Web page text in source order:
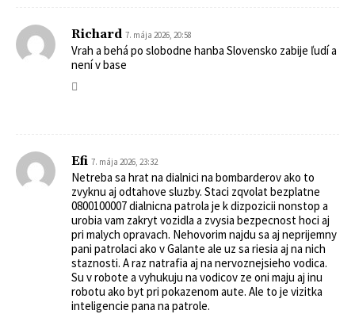
Richard 7. mája 2026, 20:58
Vrah a behá po slobodne hanba Slovensko zabije ľudí a
není v base
Efi 7. mája 2026, 23:32
Netreba sa hrat na dialnici na bombarderov ako to
zvyknu aj odtahove sluzby. Staci zqvolat bezplatne
0800100007 dialnicna patrola je k dizpozicii nonstop a
urobia vam zakryt vozidla a zvysia bezpecnost hoci aj
pri malych opravach. Nehovorim najdu sa aj neprijemny
pani patrolaci ako v Galante ale uz sa riesia aj na nich
staznosti. A raz natrafia aj na nervoznejsieho vodica.
Su v robote a vyhukuju na vodicov ze oni maju aj inu
robotu ako byt pri pokazenom aute. Ale to je vizitka
inteligencie pana na patrole.